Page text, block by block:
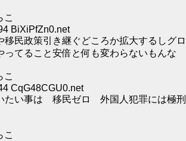
こ
BiXiPfZn0.net
移民政策引き継ぐどころか拡大するしグロ
ってること安倍と何も変わらないもんな
こ
CqG48CGU0.net
たい事は 移民ゼロ 外国人犯罪には極刑
こ